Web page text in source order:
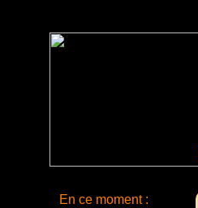
En ce moment :